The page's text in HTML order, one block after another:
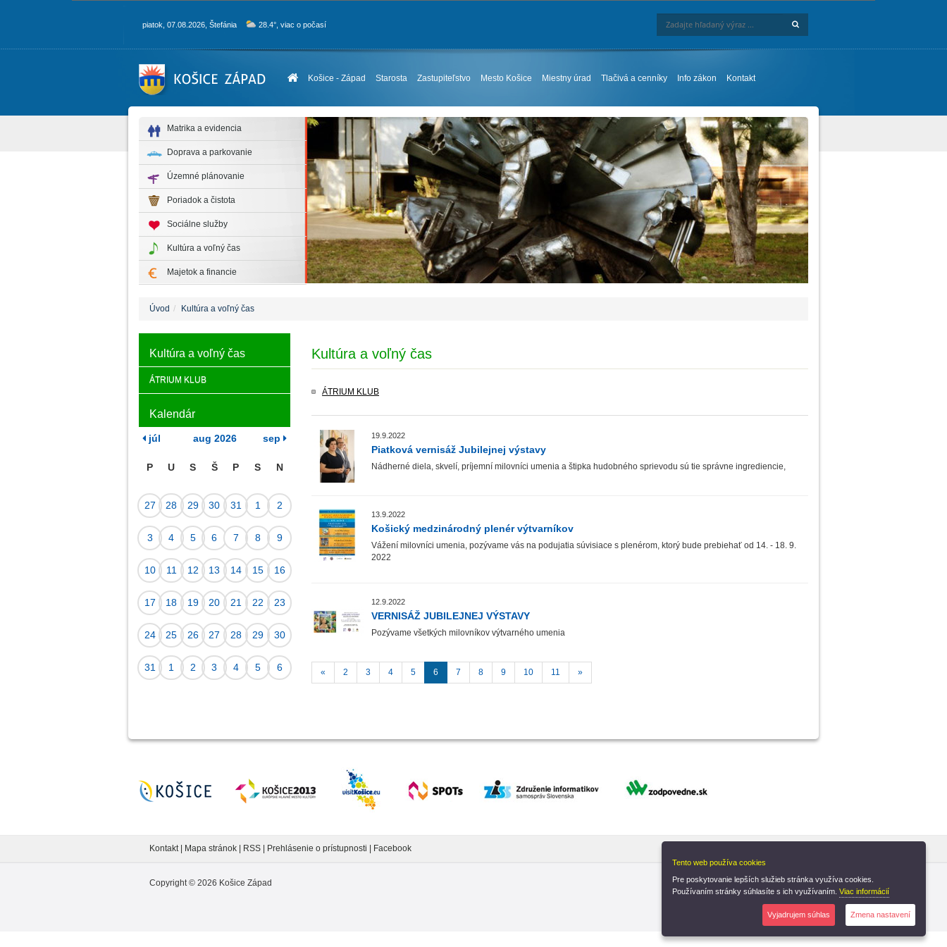
piatok, 07.08.2026, Štefánia 28.4°, viac o počasí
Košice - Západ Starosta Zastupiteľstvo Mesto Košice Miestny úrad Tlačivá a cenníky Info zákon Kontakt
Matrika a evidencia
Doprava a parkovanie
Územné plánovanie
Poriadok a čistota
Sociálne služby
Kultúra a voľný čas
Majetok a financie
Úvod Kultúra a voľný čas
Kultúra a voľný čas
ÁTRIUM KLUB
Kalendár
Kalendár
podujatí
júl aug 2026 sep
P U S Š P S N
27 28 29 30 31 1 2
3 4 5 6 7 8 9
10 11 12 13 14 15 16
17 18 19 20 21 22 23
24 25 26 27 28 29 30
31 1 2 3 4 5 6
Kultúra a voľný čas
ÁTRIUM KLUB
19.9.2022
Piatková vernisáž Jubilejnej výstavy
Nádherné diela, skvelí, príjemní milovníci umenia a štipka hudobného sprievodu sú tie správne ingrediencie,
13.9.2022
Košický medzinárodný plenér výtvarníkov
Vážení milovníci umenia, pozývame vás na podujatia súvisiace s plenérom, ktorý bude prebiehať od 14. - 18. 9.
2022
12.9.2022
VERNISÁŽ JUBILEJNEJ VÝSTAVY
Pozývame všetkých milovníkov výtvarného umenia
« 2 3 4 5 6 7 8 9 10 11 »
Kontakt| Mapa stránok RSS Prehlásenie o prístupnosti Facebook
Copyright © 2026 Košice Západ
Tento web používa cookies
Pre poskytovanie lepších služieb stránka využíva cookies.
Používaním stránky súhlasíte s ich využívaním. Viac informácií
Vyjadrujem súhlas Zmena nastavení